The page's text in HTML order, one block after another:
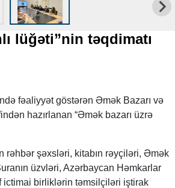
lüğəti”nin təqdimatı
fəaliyyət göstərən Əmək Bazarı və
hazırlanan “Əmək bazarı üzrə
rəhbər şəxsləri, kitabın rəyçiləri, Əmək
üzvləri, Azərbaycan Həmkarlar
ictimai birliklərin təmsilçiləri iştirak